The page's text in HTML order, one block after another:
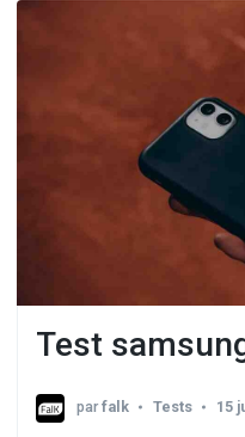
Test
parfalk Tests 15